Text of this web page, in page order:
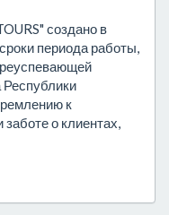
создано в
периода работы,
Республики
к
о клиентах,